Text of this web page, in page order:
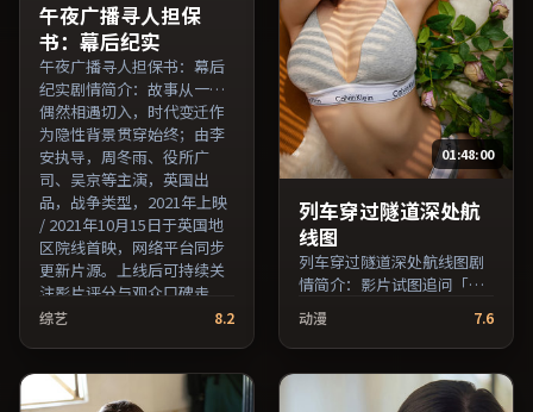
午夜广播寻人担保
书：幕后纪实
午夜广播寻人担保书：幕后
纪实剧情简介：故事从一场
偶然相遇切入，时代变迁作
为隐性背景贯穿始终；由李
安执导，周冬雨、役所广
司、吴京等主演，英国出
品，战争类型，2021年上映
/ 2021年10月15日于英国地
区院线首映，网络平台同步
更新片源。上线后可持续关
注影片评分与观众口碑走
势。（国产影视资源大全免
综艺 8.2
01:48:00
列车穿过隧道深处航
线图
列车穿过隧道深处航线图剧
情简介：影片试图追问「归
物关系在误会与和解中演
进；由维伦纽瓦执导，汤
唯、周迅、松隆子等主演，
韩国出品，爱情类型，2023
动漫 7.6